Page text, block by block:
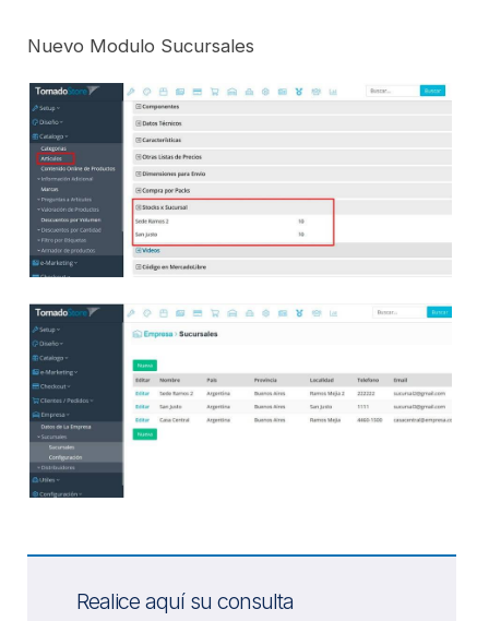
Nuevo Modulo Sucursales
Realice aquí su consulta